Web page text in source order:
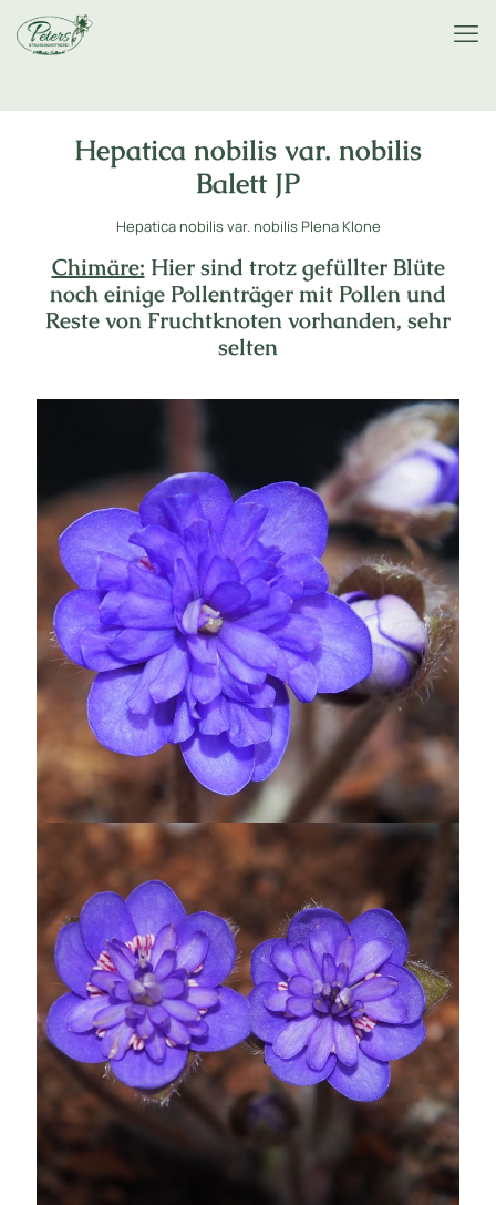
Hepatica nobilis var. nobilis
Balett JP
Hepatica nobilis var. nobilis Plena Klone
Chimäre: Hier sind trotz gefüllter Blüte
noch einige Pollenträger mit Pollen und
Reste von Fruchtknoten vorhanden, sehr
selten